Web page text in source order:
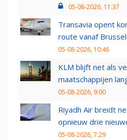
05-08-2026, 11:37
Transavia opent
route vanaf
05-08-2026, 10:46
KLM blijft net als
maatschappijen
05-08-2026, 9:00
Riyadh Air breidt
opnieuw drie
05-08-2026, 7:29